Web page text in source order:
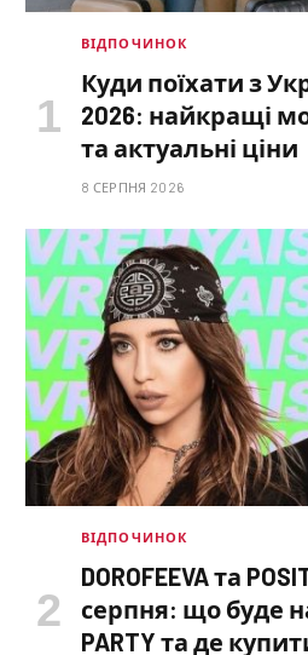
ВІДПОЧИНОК
Куди поїхати з
2026: найкращі
та актуальні ціни
8 СЕРПНЯ 2026
ВІДПОЧИНОК
DOROFEEVA та
серпня: що буде
PARTY та де